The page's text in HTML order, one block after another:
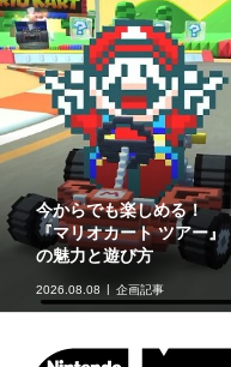
ゲームフリーク公式チャ
ンネルにて『ぽこ あ ポケ
モン』開発エピソード...
2026.08.07 ニュース